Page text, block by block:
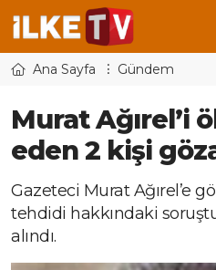
Ana Sayfa Gündem
Murat Ağırel’i
eden 2 kişi
Gazeteci Murat Ağırel’e
tehdidi hakkındaki
alındı.